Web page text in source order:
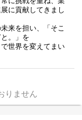
に貢献してきまし
来を担い、「そこ
。」を
世界を変えてまい
りません